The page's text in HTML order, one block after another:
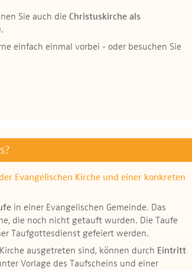
Sie auch die Christuskirche als
einfach einmal vorbei - oder besuchen Sie
Evangelischen Kirche und einer konkreten
in einer Evangelischen Gemeinde. Das
die noch nicht getauft wurden. Die Taufe
Taufgottesdienst gefeiert werden.
ausgetreten sind, können durch Eintritt
Vorlage des Taufscheins und einer